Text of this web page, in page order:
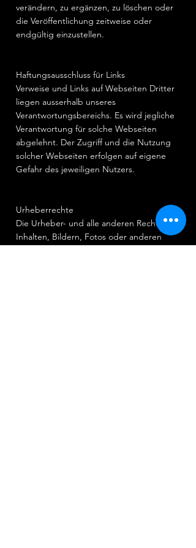
verändern, zu ergänzen, zu löschen oder
die Veröffentlichung zeitweise oder
endgültig einzustellen.
Haftungsausschluss für Links
Verweise und Links auf Webseiten Dritter
liegen ausserhalb unseres
Verantwortungsbereichs. Es wird jegliche
Verantwortung für solche Webseiten
abgelehnt. Der Zugriff und die Nutzung
solcher Webseiten erfolgen auf eigene
Gefahr des jeweiligen Nutzers.
Urheberrechte
Die Urheber- und alle anderen Rechte an
Inhalten, Bildern, Fotos oder anderen